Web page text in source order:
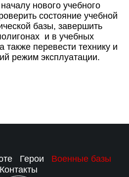
нового учебного
состояние учебной
базы, завершить
и в учебных
перевести технику и
режим эксплуатации.
Герои
Военные базы
Контакты